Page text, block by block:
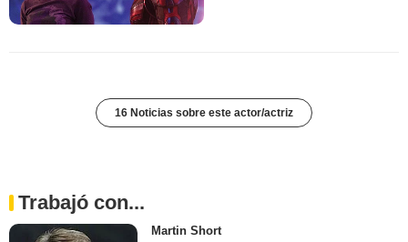
16 Noticias sobre este actor/actriz
Trabajó con...
Martin Short